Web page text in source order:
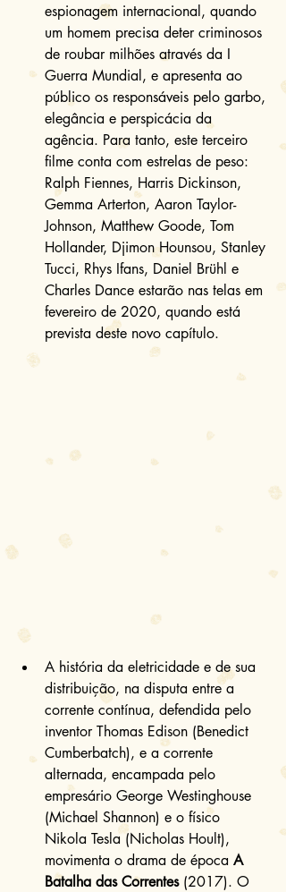
espionagem internacional, quando
um homem precisa deter criminosos
de roubar milhões através da I
Guerra Mundial, e apresenta ao
público os responsáveis pelo garbo,
elegância e perspicácia da
agência. Para tanto, este terceiro
filme conta com estrelas de peso:
Ralph Fiennes, Harris Dickinson,
Gemma Arterton, Aaron Taylor-
Johnson, Matthew Goode, Tom
Hollander, Djimon Hounsou, Stanley
Tucci, Rhys Ifans, Daniel Brühl e
Charles Dance estarão nas telas em
fevereiro de 2020, quando está
prevista deste novo capítulo.
A história da eletricidade e de sua
distribuição, na disputa entre a
corrente contínua, defendida pelo
inventor Thomas Edison (Benedict
Cumberbatch), e a corrente
alternada, encampada pelo
empresário George Westinghouse
(Michael Shannon) e o físico
Nikola Tesla (Nicholas Hoult),
movimenta o drama de época A
Batalha das Correntes (2017). O